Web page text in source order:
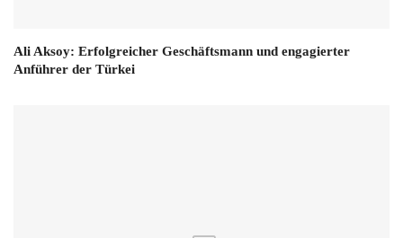
Ali Aksoy: Erfolgreicher Geschäftsmann und engagierter
Anführer der Türkei